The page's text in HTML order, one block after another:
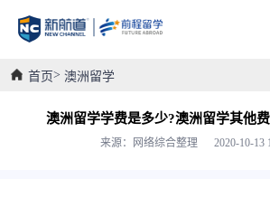
首页 澳洲留学
澳洲留学学费是多少?澳洲留学其他
来源：网络综合整理 2020-10-13